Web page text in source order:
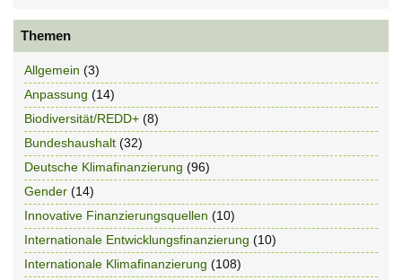
Themen
Allgemein (3)
Anpassung (14)
Biodiversität/REDD+ (8)
Bundeshaushalt (32)
Deutsche Klimafinanzierung (96)
Gender (14)
Innovative Finanzierungsquellen (10)
Internationale Entwicklungsfinanzierung (10)
Internationale Klimafinanzierung (108)